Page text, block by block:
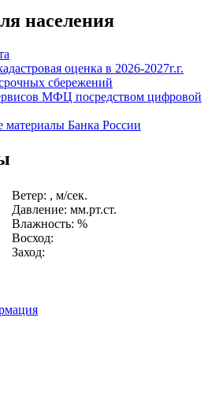
населения
оценка в 2026-2027г.г.
сбережений
МФЦ посредством цифровой
материалы Банка России
Ветер: , м/сек.
Давление: мм.рт.ст.
Влажность: %
Восход:
Заход: